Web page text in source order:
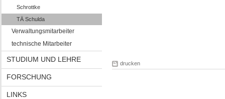
Schrottke
TÄ Schulda
Verwaltungsmitarbeiter
technische Mitarbeiter
STUDIUM UND LEHRE
FORSCHUNG
LINKS
drucken